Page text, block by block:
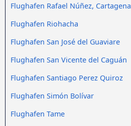
Flughafen Rafael Núñez, Cartagena
Flughafen Riohacha
Flughafen San José del Guaviare
Flughafen San Vicente del Caguán
Flughafen Santiago Perez Quiroz
Flughafen Simón Bolívar
Flughafen Tame